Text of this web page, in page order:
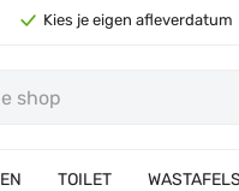
Kies je eigen afleverdatum
TOILET